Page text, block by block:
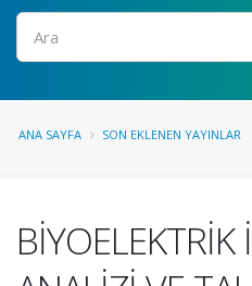
Ara
ANA SAYFA SON EKLENEN YAYINLAR